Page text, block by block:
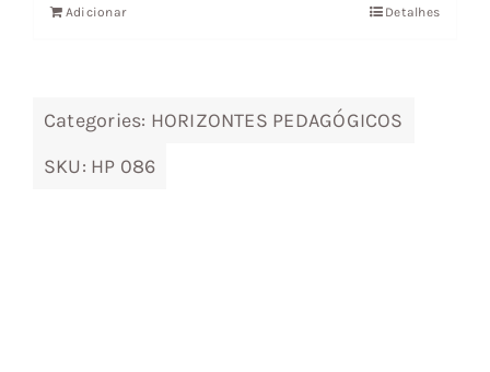
era:
Adicionar Detalhes
Categories: HORIZONTES PEDAGÓGICOS
SKU: HP 086